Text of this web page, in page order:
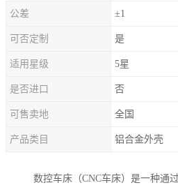
公差 ±1
可否定制 是
适用星级 5星
是否进口 否
可售卖地 全国
产品类目 铝合金外壳
数控车床（CNC车床）是一种通